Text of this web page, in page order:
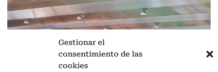
Gestionar el
consentimiento de las
cookies